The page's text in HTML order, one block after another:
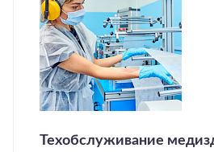
Техобслуживание